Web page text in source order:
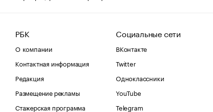
РБК
О компании
Контактная информация
Редакция
Размещение рекламы
Стажерская программа
Социальные сети
ВКонтакте
Twitter
Одноклассники
YouTube
Telegram